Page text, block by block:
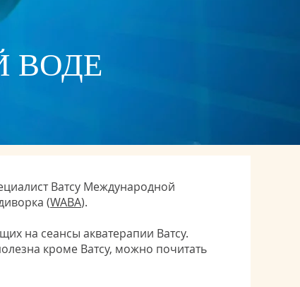
ВОДЕ
Ватсу Международной
(WABA).
на сеансы акватерапии Ватсу.
кроме Ватсу, можно почитать